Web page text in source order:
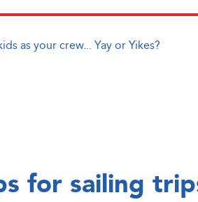
as your crew... Yay or Yikes?
for sailing